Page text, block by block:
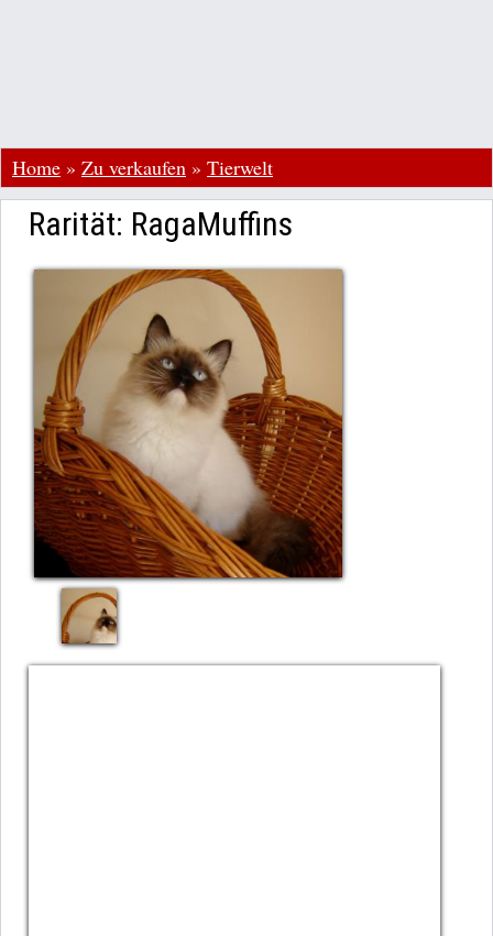
Home » Zu verkaufen » Tierwelt
Rarität: RagaMuffins